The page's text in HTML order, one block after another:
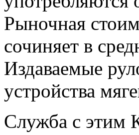
Рыночная
сочиняет в
Издаваемые
устройства
Служба с этим